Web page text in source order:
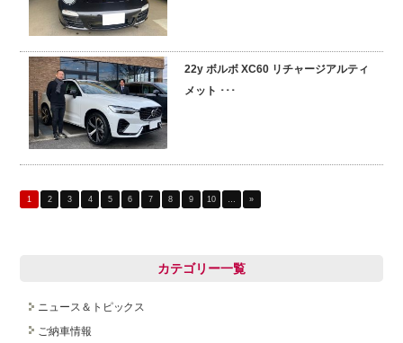
22y ボルボ XC60 リチャージアルティ
メット ･･･
1 2 3 4 5 6 7 8 9 10 … »
カテゴリー一覧
ニュース＆トピックス
ご納車情報